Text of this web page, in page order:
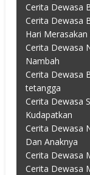
Cerita Dewasa
Cerita Dewasa
Hari
Cerita Dewasa
Nambah
Cerita Dewasa
tetangga
Cerita Dewasa
Kudapatkan
Cerita Dewasa
Dan Anaknya
Cerita Dewasa
Cerita Dewasa